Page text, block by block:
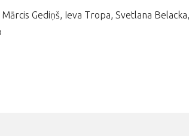
Gediņš, Ieva Tropa, Svetlana